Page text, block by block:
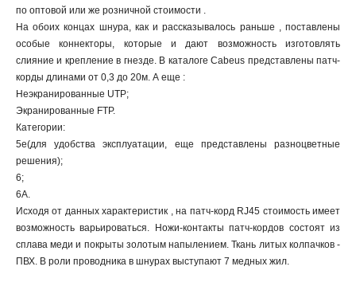
по оптовой или же розничной стоимости .
На обоих концах шнура, как и рассказывалось раньше , поставлены
особые коннекторы, которые и дают возможность изготовлять
слияние и крепление в гнезде. В каталоге Cabeus представлены патч-
корды длинами от 0,3 до 20м. А еще :
Неэкранированные UTP;
Экранированные FTP.
Категории:
5е(для удобства эксплуатации, еще представлены разноцветные
решения);
6;
6А.
Исходя от данных характеристик , на патч-корд RJ45 стоимость имеет
возможность варьироваться. Ножи-контакты патч-кордов состоят из
сплава меди и покрыты золотым напылением. Ткань литых колпачков -
ПВХ. В роли проводника в шнурах выступают 7 медных жил.